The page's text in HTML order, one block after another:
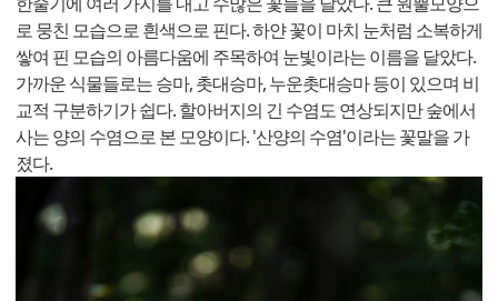
로 뭉친 모습으로 흰색으로 핀다. 하얀 꽃이 마치 눈처럼 소복하게
쌓여 핀 모습의 아름다움에 주목하여 눈빛이라는 이름을 달았다.
가까운 식물들로는 승마, 촛대승마, 누운촛대승마 등이 있으며 비
교적 구분하기가 쉽다. 할아버지의 긴 수염도 연상되지만 숲에서
사는 양의 수염으로 본 모양이다. '산양의 수염'이라는 꽃말을 가
졌다.